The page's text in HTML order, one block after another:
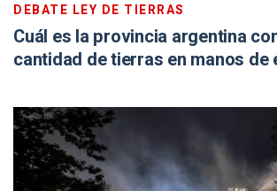
DEBATE LEY DE TIERRAS
Cuál es la provincia argentina
cantidad de tierras en manos de